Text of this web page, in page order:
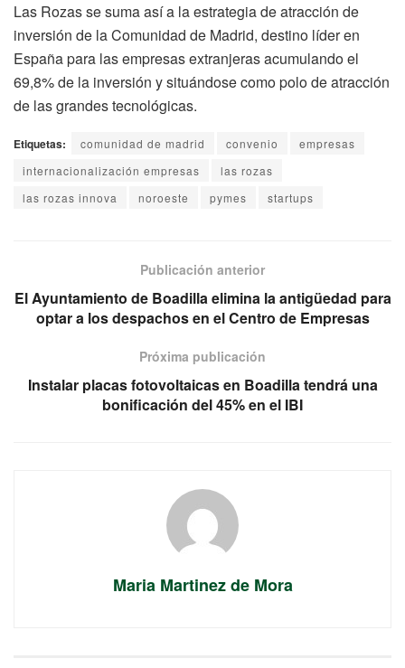
Las Rozas se suma así a la estrategia de atracción de
inversión de la Comunidad de Madrid, destino líder en
España para las empresas extranjeras acumulando el
69,8% de la inversión y situándose como polo de atracción
de las grandes tecnológicas.
Etiquetas: comunidad de madrid convenio
empresas
internacionalización empresas
las rozas
las rozas innova
noroeste pymes startups
Publicación anterior
El Ayuntamiento de Boadilla elimina la antigüedad para
optar a los despachos en el Centro de Empresas
Próxima publicación
Instalar placas fotovoltaicas en Boadilla tendrá una
bonificación del 45% en el IBI
Maria Martinez de Mora